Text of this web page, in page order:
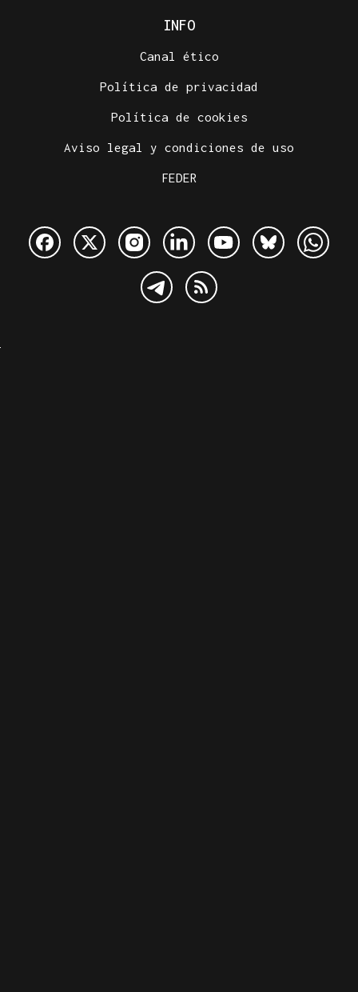
INFO
Canal ético
Política de privacidad
Política de cookies
Aviso legal y condiciones de uso
FEDER